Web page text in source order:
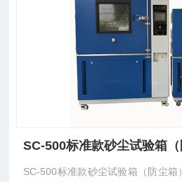
SC-500标准款砂尘试验箱（
SC-500标准款砂尘试验箱（防尘箱